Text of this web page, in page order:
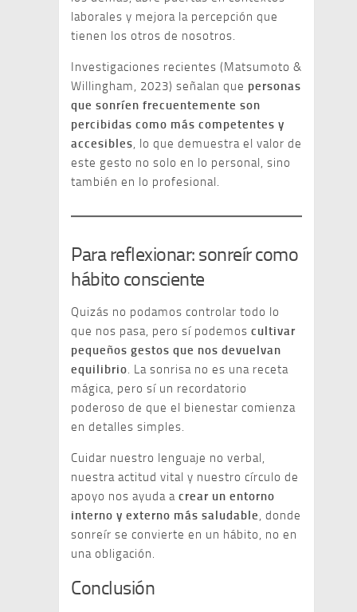
laborales y mejora la percepción que
tienen los otros de nosotros.
Investigaciones recientes (Matsumoto &
Willingham, 2023) señalan que personas
que sonríen frecuentemente son
percibidas como más competentes y
accesibles, lo que demuestra el valor de
este gesto no solo en lo personal, sino
también en lo profesional.
Para reflexionar: sonreír como
hábito consciente
Quizás no podamos controlar todo lo
que nos pasa, pero sí podemos cultivar
pequeños gestos que nos devuelvan
equilibrio. La sonrisa no es una receta
mágica, pero sí un recordatorio
poderoso de que el bienestar comienza
en detalles simples.
Cuidar nuestro lenguaje no verbal,
nuestra actitud vital y nuestro círculo de
apoyo nos ayuda a crear un entorno
interno y externo más saludable, donde
sonreír se convierte en un hábito, no en
una obligación.
Conclusión